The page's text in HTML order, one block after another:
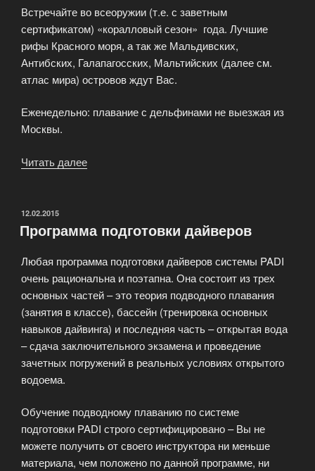
Встречайте во всеоружии (т.е. с заветным
сертификатом) «коралловый сезон» года. Лучшие
рифы Красного моря, а так же Мальдивских,
Антибских, Галапагосских, Мальтийских (далее см.
атлас мира) островов ждут Вас.
Еженедельно: плавание с дельфинами не выезжая из
Москвы.
Читать далее
ОПУБЛИКОВАНО
12.02.2015
Программа подготовки дайверов
Любая программа подготовки дайверов системы PADI
очень рациональна и поэтапна. Она состоит из трех
основных частей – это теория подводного плавания
(занятия в классе), бассейн (тренировка основных
навыков дайвинга) и последняя часть – открытая вода
– сдача заключительного экзамена и проведение
зачетных погружений в реальных условиях открытого
водоема.
Обучение подводному плаванию по системе
подготовки PADI строго сертифицировано – Вы не
можете получить от своего инструктора ни меньше
материала, чем положено по данной программе, ни